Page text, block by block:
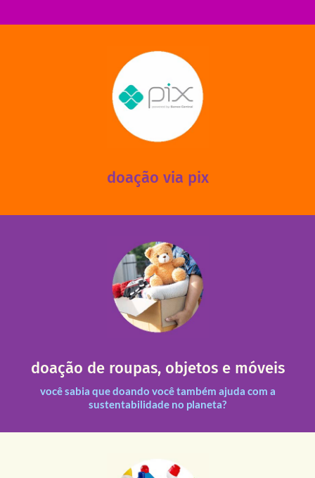
doação via pix
via PIX? Elas também são muito importantes para
mantermos nossas unidades em funcionamento!
saiba mais
doação de roupas, objetos e móveis
você sabia que doando você também ajuda com a
sustentabilidade no planeta?
entre nossas unidades assim como outras instituições
Você pode doar esses itens na Rua Belmonte, 547 – Vila
Leopoldina – De segunda a sexta, das 8h30 às 11h30 e
das 13h30 às 17h30 (sextas até às 16h30).
fale conosco